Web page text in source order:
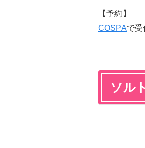
【予約】
COSPAで受
ソル